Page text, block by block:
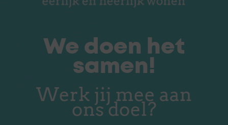
We doen het
samen!
Werk jij mee aan
ons doel?